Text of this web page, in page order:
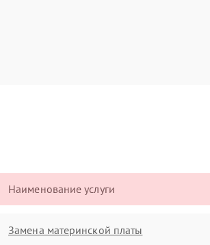
Наименование услуги
Замена материнской платы